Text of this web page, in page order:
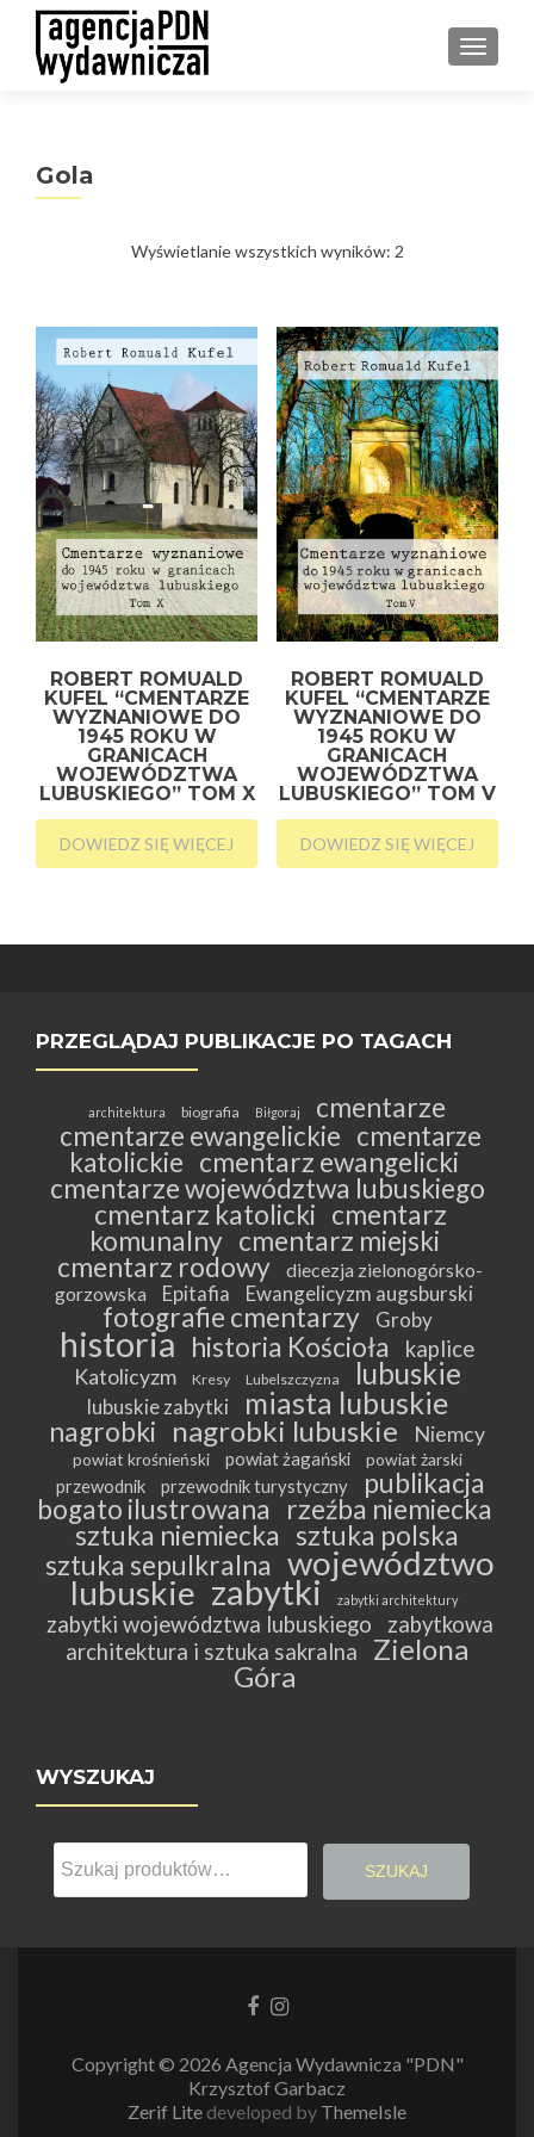
Gola
Wyświetlanie wszystkich wyników: 2Posortowane
najnowszych
ROBERT ROMUALD
KUFEL “CMENTARZE
WYZNANIOWE DO
1945 ROKU W
GRANICACH
WOJEWÓDZTWA
LUBUSKIEGO” TOM X
DOWIEDZ SIĘ WIĘCEJ
ROBERT ROMUALD
KUFEL “CMENTARZE
WYZNANIOWE DO
1945 ROKU W
GRANICACH
WOJEWÓDZTWA
LUBUSKIEGO” TOM V
DOWIEDZ SIĘ WIĘCEJ
PRZEGLĄDAJ PUBLIKACJE PO TAGACH
architektura biografia Biłgoraj
cmentarze
cmentarze ewangelickie cmentarze
katolickie cmentarz ewangelicki
cmentarze województwa lubuskiego
cmentarz katolicki cmentarz
komunalny cmentarz miejski
cmentarz rodowy
diecezja zielonogórsko-
gorzowska
Epitafia Ewangelicyzm augsburski
fotografie cmentarzy Groby
historia historia Kościoła kaplice
Katolicyzm Kresy Lubelszczyzna lubuskie
lubuskie zabytki miasta lubuskie
nagrobki nagrobki lubuskie Niemcy
powiat krośnieński powiat żagański powiat żarski
przewodnik przewodnik turystyczny
publikacja
bogato ilustrowana
rzeźba niemiecka
sztuka niemiecka sztuka polska
sztuka sepulkralna województwo
lubuskie zabytki zabytki architektury
zabytki województwa lubuskiego
zabytkowa
architektura i sztuka sakralna
Zielona
Góra
WYSZUKAJ
Szukaj:
SZUKAJ
LinkLink
Copyright © 2026 Agencja Wydawnicza "PDN"
Krzysztof Garbacz
Zerif Lite developed by ThemeIsle